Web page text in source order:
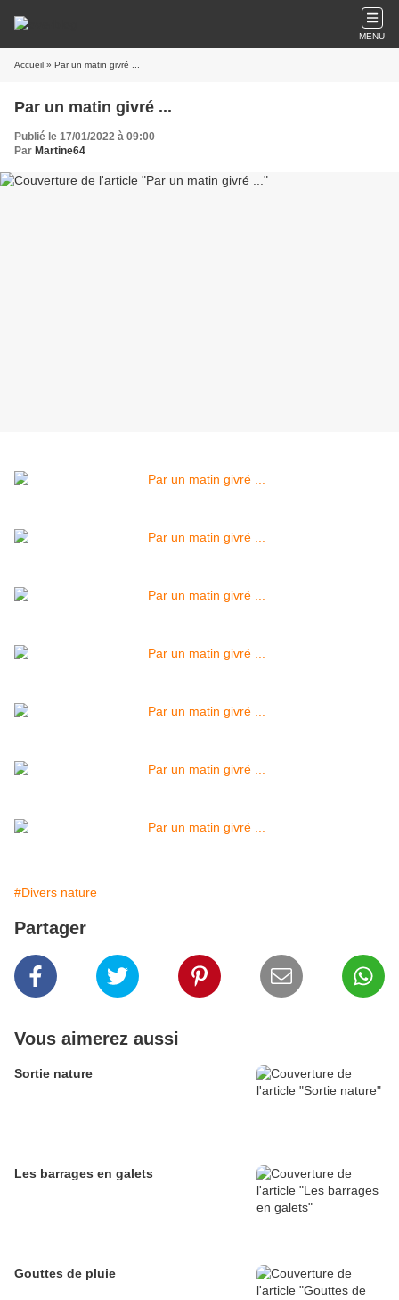
MENU
Accueil » Par un matin givré ...
Par un matin givré ...
Publié le 17/01/2022 à 09:00
Par Martine64
#Divers nature
Partager
Vous aimerez aussi
Sortie nature
Les barrages en galets
Gouttes de pluie